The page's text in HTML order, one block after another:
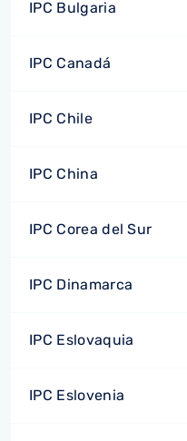
IPC Bulgaria
IPC Canadá
IPC Chile
IPC China
IPC Corea del Sur
IPC Dinamarca
IPC Eslovaquia
IPC Eslovenia